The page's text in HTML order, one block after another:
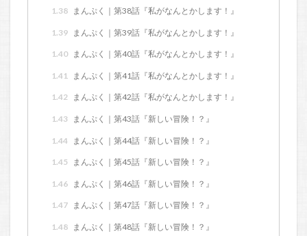
1.38 まんぷく｜第38話『私がなんとかします！』
1.39 まんぷく｜第39話『私がなんとかします！』
1.40 まんぷく｜第40話『私がなんとかします！』
1.41 まんぷく｜第41話『私がなんとかします！』
1.42 まんぷく｜第42話『私がなんとかします！』
1.43 まんぷく｜第43話『新しい冒険！？』
1.44 まんぷく｜第44話『新しい冒険！？』
1.45 まんぷく｜第45話『新しい冒険！？』
1.46 まんぷく｜第46話『新しい冒険！？』
1.47 まんぷく｜第47話『新しい冒険！？』
1.48 まんぷく｜第48話『新しい冒険！？』